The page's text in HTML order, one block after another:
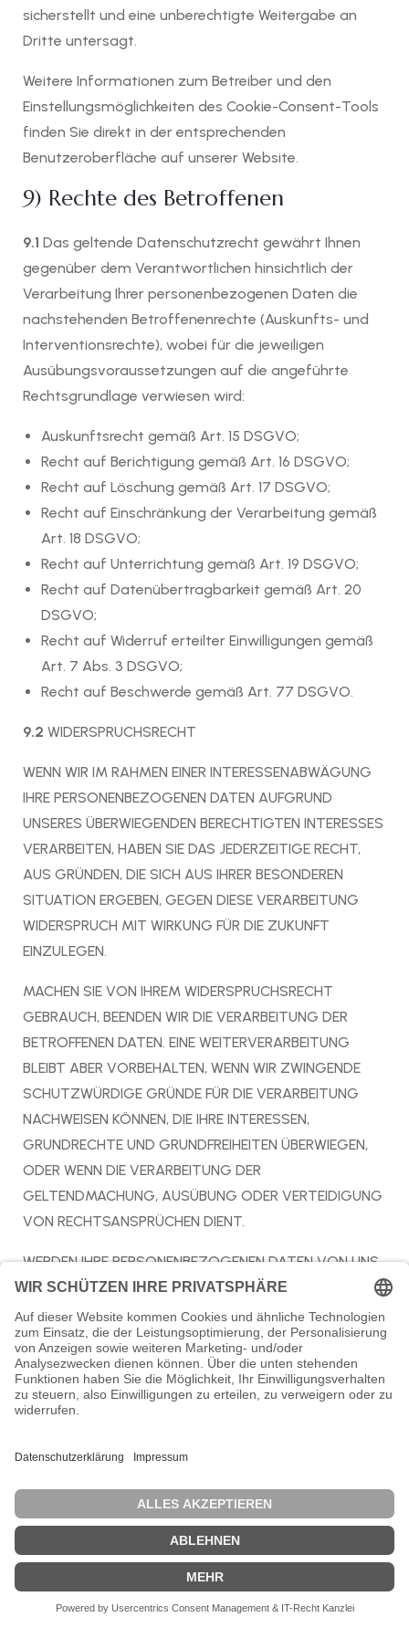
sicherstellt und eine unberechtigte Weitergabe an
Dritte untersagt.
Weitere Informationen zum Betreiber und den
Einstellungsmöglichkeiten des Cookie-Consent-Tools
finden Sie direkt in der entsprechenden
Benutzeroberfläche auf unserer Website.
9) Rechte des Betroffenen
9.1 Das geltende Datenschutzrecht gewährt Ihnen
gegenüber dem Verantwortlichen hinsichtlich der
Verarbeitung Ihrer personenbezogenen Daten die
nachstehenden Betroffenenrechte (Auskunfts- und
Interventionsrechte), wobei für die jeweiligen
Ausübungsvoraussetzungen auf die angeführte
Rechtsgrundlage verwiesen wird:
Auskunftsrecht gemäß Art. 15 DSGVO;
Recht auf Berichtigung gemäß Art. 16 DSGVO;
Recht auf Löschung gemäß Art. 17 DSGVO;
Recht auf Einschränkung der Verarbeitung gemäß
Art. 18 DSGVO;
Recht auf Unterrichtung gemäß Art. 19 DSGVO;
Recht auf Datenübertragbarkeit gemäß Art. 20
DSGVO;
Recht auf Widerruf erteilter Einwilligungen gemäß
Art. 7 Abs. 3 DSGVO;
Recht auf Beschwerde gemäß Art. 77 DSGVO.
9.2 WIDERSPRUCHSRECHT
WENN WIR IM RAHMEN EINER INTERESSENABWÄGUNG
IHRE PERSONENBEZOGENEN DATEN AUFGRUND
UNSERES ÜBERWIEGENDEN BERECHTIGTEN INTERESSES
VERARBEITEN, HABEN SIE DAS JEDERZEITIGE RECHT,
AUS GRÜNDEN, DIE SICH AUS IHRER BESONDEREN
SITUATION ERGEBEN, GEGEN DIESE VERARBEITUNG
WIDERSPRUCH MIT WIRKUNG FÜR DIE ZUKUNFT
EINZULEGEN.
MACHEN SIE VON IHREM WIDERSPRUCHSRECHT
GEBRAUCH, BEENDEN WIR DIE VERARBEITUNG DER
BETROFFENEN DATEN. EINE WEITERVERARBEITUNG
BLEIBT ABER VORBEHALTEN, WENN WIR ZWINGENDE
SCHUTZWÜRDIGE GRÜNDE FÜR DIE VERARBEITUNG
NACHWEISEN KÖNNEN, DIE IHRE INTERESSEN,
GRUNDRECHTE UND GRUNDFREIHEITEN ÜBERWIEGEN,
ODER WENN DIE VERARBEITUNG DER
GELTENDMACHUNG, AUSÜBUNG ODER VERTEIDIGUNG
VON RECHTSANSPRÜCHEN DIENT.
WERDEN IHRE PERSONENBEZOGENEN DATEN VON UNS
VERARBEITET, UM DIREKTWERBUNG ZU BETREIBEN,
HABEN SIE DAS RECHT, JEDERZEIT WIDERSPRUCH
GEGEN DIE VERARBEITUNG SIE BETREFFENDER
PERSONENBEZOGENER DATEN ZUM ZWECKE
DERARTIGER WERBUNG EINZULEGEN. SIE KÖNNEN DEN
WIDERSPRUCH WIE OBEN BESCHRIEBEN AUSÜBEN.
MACHEN SIE VON IHREM WIDERSPRUCHSRECHT
BETROFFENEN DATEN ZU DIREKTWERBEZWECKEN.
10) Dauer der Speicherung
personenbezogener Daten
Die Dauer der Speicherung von personenbezogenen